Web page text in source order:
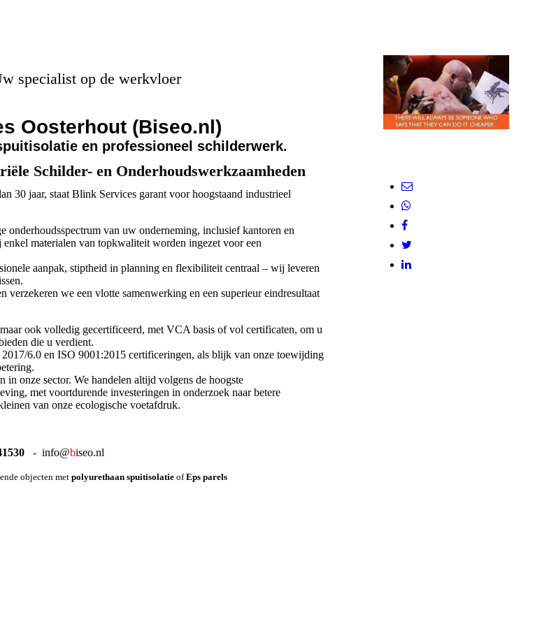
specialist op de werkvloer
Oosterhout (Biseo.nl)
en professioneel schilderwerk.
Schilder- en Onderhoudswerkzaamheden
30 jaar, staat Blink Services garant voor hoogstaand industrieel
onderhoudsspectrum van uw onderneming, inclusief kantoren en
materialen van topkwaliteit worden ingezet voor een
aanpak, stiptheid in planning en flexibiliteit centraal – wij leveren
verzekeren we een vlotte samenwerking en een superieur eindresultaat
ook volledig gecertificeerd, met VCA basis of vol certificaten, om u
die u verdient.
6.0 en ISO 9001:2015 certificeringen, als blijk van onze toewijding
onze sector. We handelen altijd volgens de hoogste
met voortdurende investeringen in onderzoek naar betere
van onze ecologische voetafdruk.
- info@biseo.nl
objecten metpolyurethaan spuitisolatie ofEps parels